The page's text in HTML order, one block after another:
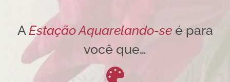
AEstação Aquarelando-seé para
você que…